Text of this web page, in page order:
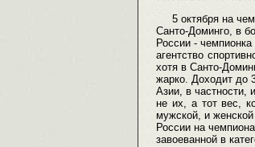
5 октября на
Санто-Доминго, в
России -
агентство
хотя в Санто-
жарко. Доходит до
Азии, в частности,
не их, а тот вес,
мужской, и
России на
завоеванной в